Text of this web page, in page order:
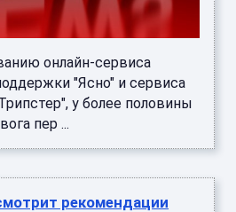
онлайн-сервиса
"Ясно" и сервиса
у более половины
пер ...
рекомендации